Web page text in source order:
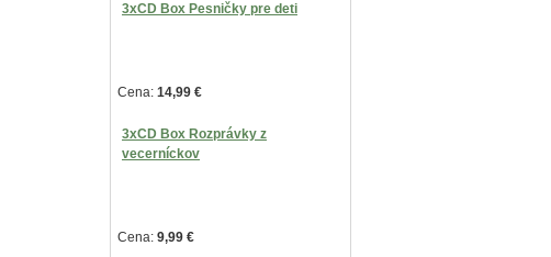
3xCD Box Pesničky pre deti
Cena: 14,99 €
3xCD Box Rozprávky z
vecerníckov
Cena: 9,99 €